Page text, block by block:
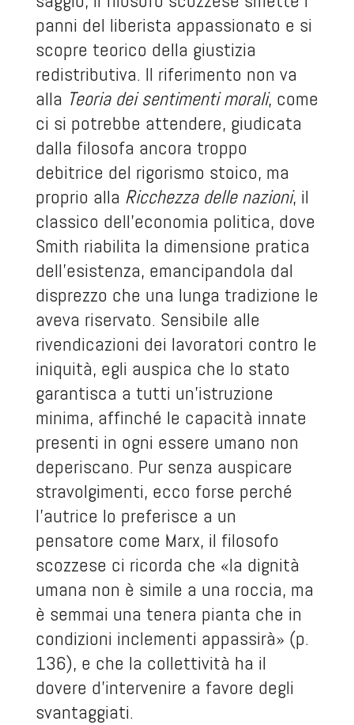
panni del liberista appassionato e si
scopre teorico della giustizia
redistributiva. Il riferimento non va
alla Teoria dei sentimenti morali, come
ci si potrebbe attendere, giudicata
dalla filosofa ancora troppo
debitrice del rigorismo stoico, ma
proprio alla Ricchezza delle nazioni, il
classico dell’economia politica, dove
Smith riabilita la dimensione pratica
dell’esistenza, emancipandola dal
disprezzo che una lunga tradizione le
aveva riservato. Sensibile alle
rivendicazioni dei lavoratori contro le
iniquità, egli auspica che lo stato
garantisca a tutti un’istruzione
minima, affinché le capacità innate
presenti in ogni essere umano non
deperiscano. Pur senza auspicare
stravolgimenti, ecco forse perché
l’autrice lo preferisce a un
pensatore come Marx, il filosofo
scozzese ci ricorda che «la dignità
umana non è simile a una roccia, ma
è semmai una tenera pianta che in
condizioni inclementi appassirà» (p.
136), e che la collettività ha il
dovere d’intervenire a favore degli
svantaggiati.